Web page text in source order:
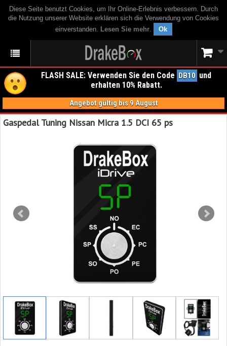
Diese Seite benutzt Cookies, um Ihr Online-Erlebnis verbessern. Durch
die Nutzung unserer Website erklären sich die Verwendung von Cookies
einverstanden. Lesen Sie mehr. Ok
FLASH SALE: Verwenden Sie den Code DB10 und
erhalten 10% Rabatt.
Angebot gültig bis 9 August
Gaspedal Tuning Nissan Micra 1.5 DCI 65 ps